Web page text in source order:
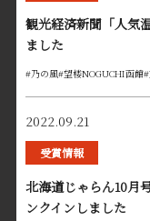
観光経済新聞「人気
ました
#乃の風#望楼NOGUCHI函館
2022.09.21
受賞情報
北海道じゃらん10月
ンクインしました